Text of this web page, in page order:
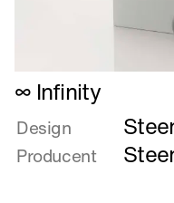
Læs
mere
om
∞
Infinity
∞ Infinity
Design
Producent